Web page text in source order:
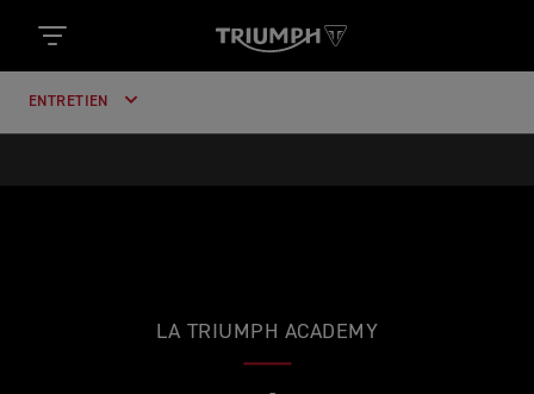
ENTRETIEN
LA TRIUMPH ACADEMY